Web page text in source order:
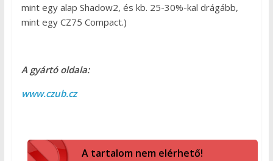
mint egy alap Shadow2, és kb. 25-30%-kal drágább,
mint egy CZ75 Compact.)
A gyártó oldala:
www.czub.cz
A tartalom nem elérhető!